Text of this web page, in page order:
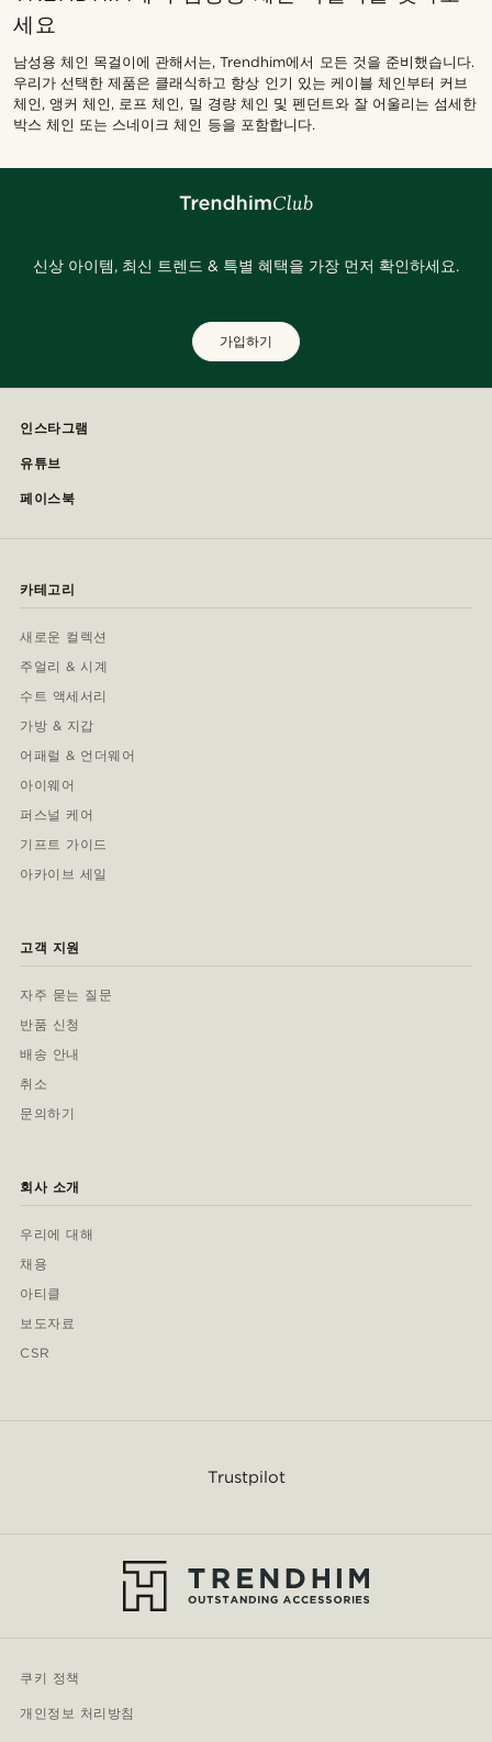
세요
남성용 체인 목걸이에 관해서는, Trendhim에서 모든 것을 준비했습니다.
우리가 선택한 제품은 클래식하고 항상 인기 있는 케이블 체인부터 커브
체인, 앵커 체인, 로프 체인, 밀 경량 체인 및 펜던트와 잘 어울리는 섬세한
박스 체인 또는 스네이크 체인 등을 포함합니다.
신상 아이템, 최신 트렌드 & 특별 혜택을 가장 먼저 확인하세요.
가입하기
인스타그램
유튜브
페이스북
카테고리
새로운 컬렉션
주얼리 & 시계
수트 액세서리
가방 & 지갑
어패럴 & 언더웨어
아이웨어
퍼스널 케어
기프트 가이드
아카이브 세일
고객 지원
자주 묻는 질문
반품 신청
배송 안내
취소
문의하기
회사 소개
우리에 대해
채용
아티클
보도자료
CSR
Trustpilot
쿠키 정책
개인정보 처리방침